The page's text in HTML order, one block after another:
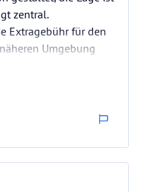
zentral.
Extragebühr für den
Umgebung
Klimaanlage.
allerdings hatte
noch ein
das Hotel ganz ok,
mehr…